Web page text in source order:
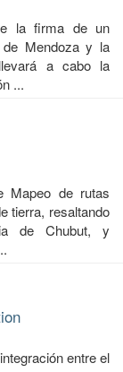
la firma de un
Mendoza y la
a cabo la
...
Mapeo de rutas
tierra, resaltando
de Chubut, y
entre el